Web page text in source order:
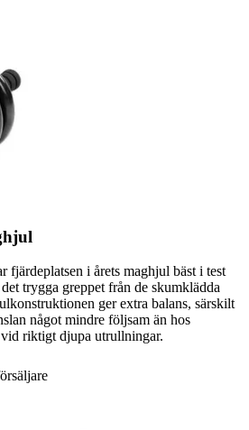
fjärdeplatsen i årets maghjul bäst i test
trygga greppet från de skumklädda
ger extra balans, särskilt
något mindre följsam än hos
riktigt djupa utrullningar.